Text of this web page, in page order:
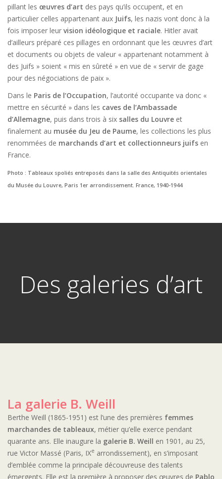
pillant les œuvres d’art des pays qu’ils occupent, et en
particulier celles appartenant aux Juifs, les nazis vont donc à la
fois imposer leur vision idéologique et raciale. Hitler avait
d’ailleurs préparé ces pillages en ordonnant que les œuvres d’art
et documents ou objets de valeur « appartenant notamment à
des Juifs » soient « mis en sûreté » en vue de « servir de gage
pour des négociations de paix ».
Dans le Paris de l’Occupation, l’autorité occupante va donc «
mettre en sécurité » dans les caves de l’Ambassade
d’Allemagne, puis dans trois à six salles du Louvre et
finalement au musée du Jeu de Paume, les collections les plus
renommées de marchands d’art et collectionneurs juifs en
France.
Photo : Tableaux spoliés entreposés dans la salle des Antiquités orientales
du Musée du Louvre, Paris 1er arrondissement. France, 1940-1944
Des galeries d’art
La galerie B. Weill
Berthe Weill (1865-1951) est l’une des premières femmes
marchandes de tableaux, métier qu’elle exerce pendant
quarante ans. Elle inaugure la galerie B. Weill en 1901, au 25,
rue Victor Massé (Paris, IXe arrondissement), en s’imposant
d’emblée comme la principale découvreuse des talents
émergents. Elle est la première à proposer des œuvres de Pablo